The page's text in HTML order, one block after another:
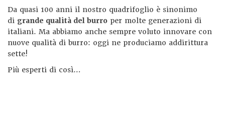
Da quasi 100 anni il nostro quadrifoglio è sinonimo
di grande qualità del burro per molte generazioni di
italiani. Ma abbiamo anche sempre voluto innovare con
nuove qualità di burro: oggi ne produciamo addirittura
sette!
Più esperti di così…